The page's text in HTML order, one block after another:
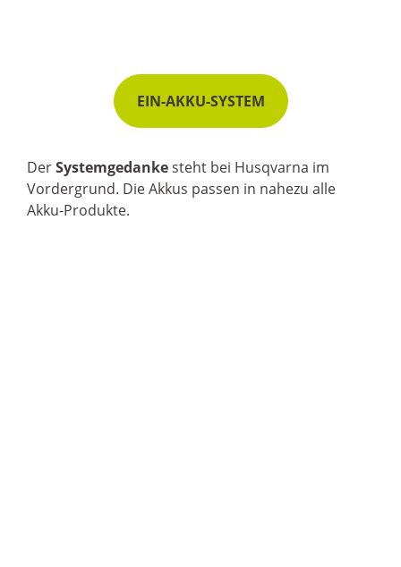
EIN-AKKU-SYSTEM
DerSystemgedankesteht bei Husqvarna im
Vordergrund. Die Akkus passen in nahezu alle
Akku-Produkte.